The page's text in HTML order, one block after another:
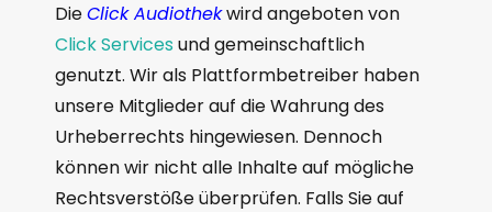
DieClick Audiothekwird angeboten von
Click Servicesund gemeinschaftlich
genutzt. Wir als Plattformbetreiber haben
unsere Mitglieder auf die Wahrung des
Urheberrechts hingewiesen. Dennoch
können wir nicht alle Inhalte auf mögliche
Rechtsverstöße überprüfen. Falls Sie auf